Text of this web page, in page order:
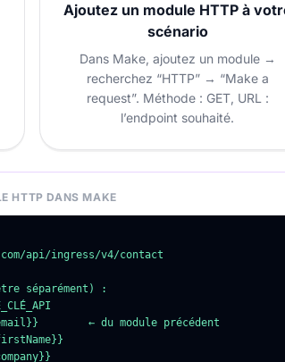
Ajoutez un module HTTP à
scénario
Dans Make, ajoutez un module →
recherchez “HTTP” → “Make a
request”. Méthode : GET, URL :
l’endpoint souhaité.
HTTP DANS MAKE
api/ingress/v4/contact
séparément) :
← du module précédent